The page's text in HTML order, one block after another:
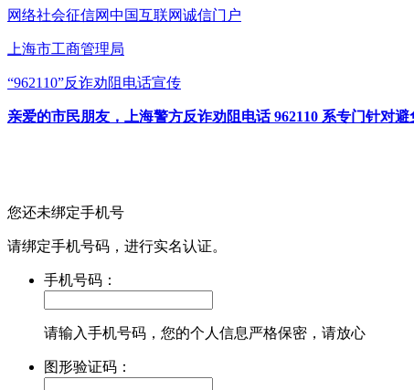
网络社会征信网中国互联网诚信门户
上海市工商管理局
“962110”反诈劝阻电话宣传
亲爱的市民朋友，上海警方反诈劝阻电话 962110 系专门针对
您还未绑定手机号
请绑定手机号码，进行实名认证。
手机号码：
请输入手机号码，您的个人信息严格保密，请放心
图形验证码：